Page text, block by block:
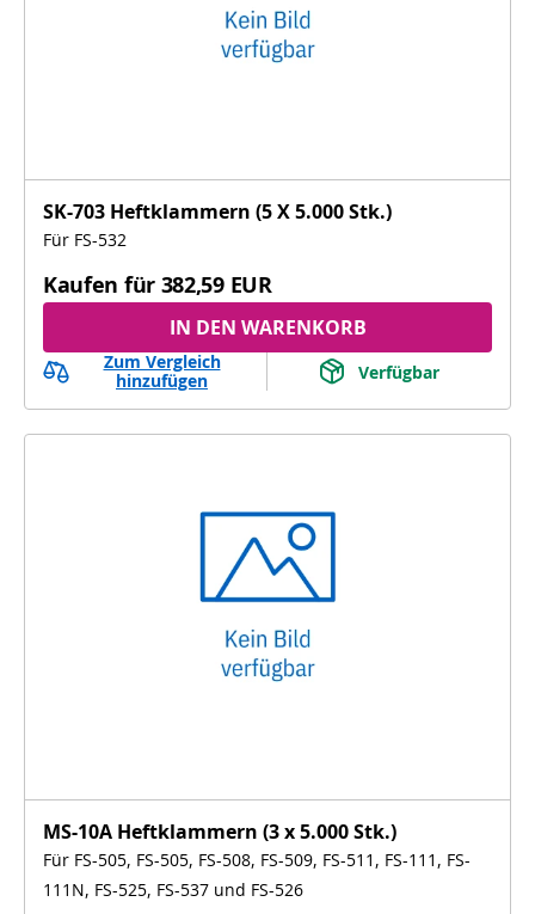
SK-703 Heftklammern (5 X 5.000 Stk.)
Für FS-532
Kaufen für 382,59 EUR
IN DEN WARENKORB
Zum Vergleich
hinzufügen
Verfügbar
MS-10A Heftklammern (3 x 5.000 Stk.)
Für FS-505, FS-505, FS-508, FS-509, FS-511, FS-111, FS-
111N, FS-525, FS-537 und FS-526